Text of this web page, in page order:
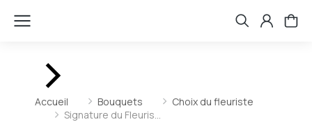
Vous êtes ici :
Accueil Bouquets
Choix du fleuriste
Signature du Fleuris…